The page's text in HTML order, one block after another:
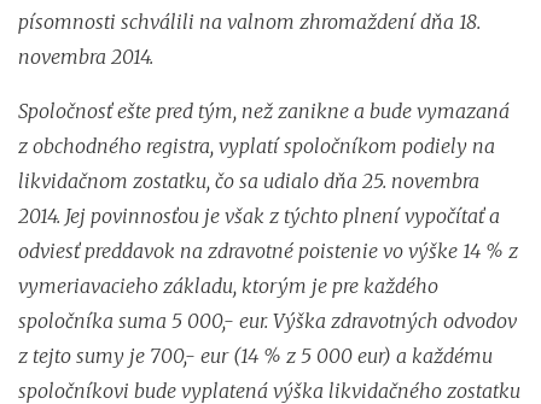
písomnosti schválili na valnom zhromaždení dňa 18.
novembra 2014.
Spoločnosť ešte pred tým, než zanikne a bude vymazaná
z obchodného registra, vyplatí spoločníkom podiely na
likvidačnom zostatku, čo sa udialo dňa 25. novembra
2014. Jej povinnosťou je však z týchto plnení vypočítať a
odviesť preddavok na zdravotné poistenie vo výške 14 % z
vymeriavacieho základu, ktorým je pre každého
spoločníka suma 5 000,- eur. Výška zdravotných odvodov
z tejto sumy je 700,- eur (14 % z 5 000 eur) a každému
spoločníkovi bude vyplatená výška likvidačného zostatku